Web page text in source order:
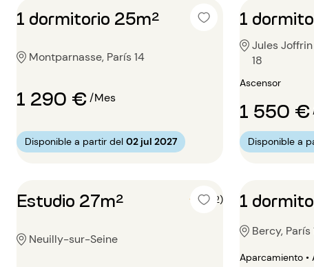
1 dormitorio 25m²
Montparnasse, París 14
1 290 €/Mes
Disponible a partir del 02 jul 2027
1
Jules
18
Ascensor
1 550 €
Disponible a
Estudio 27m² 5 (2)
Neuilly-sur-Seine
1
Bercy, París
Aparcamiento •